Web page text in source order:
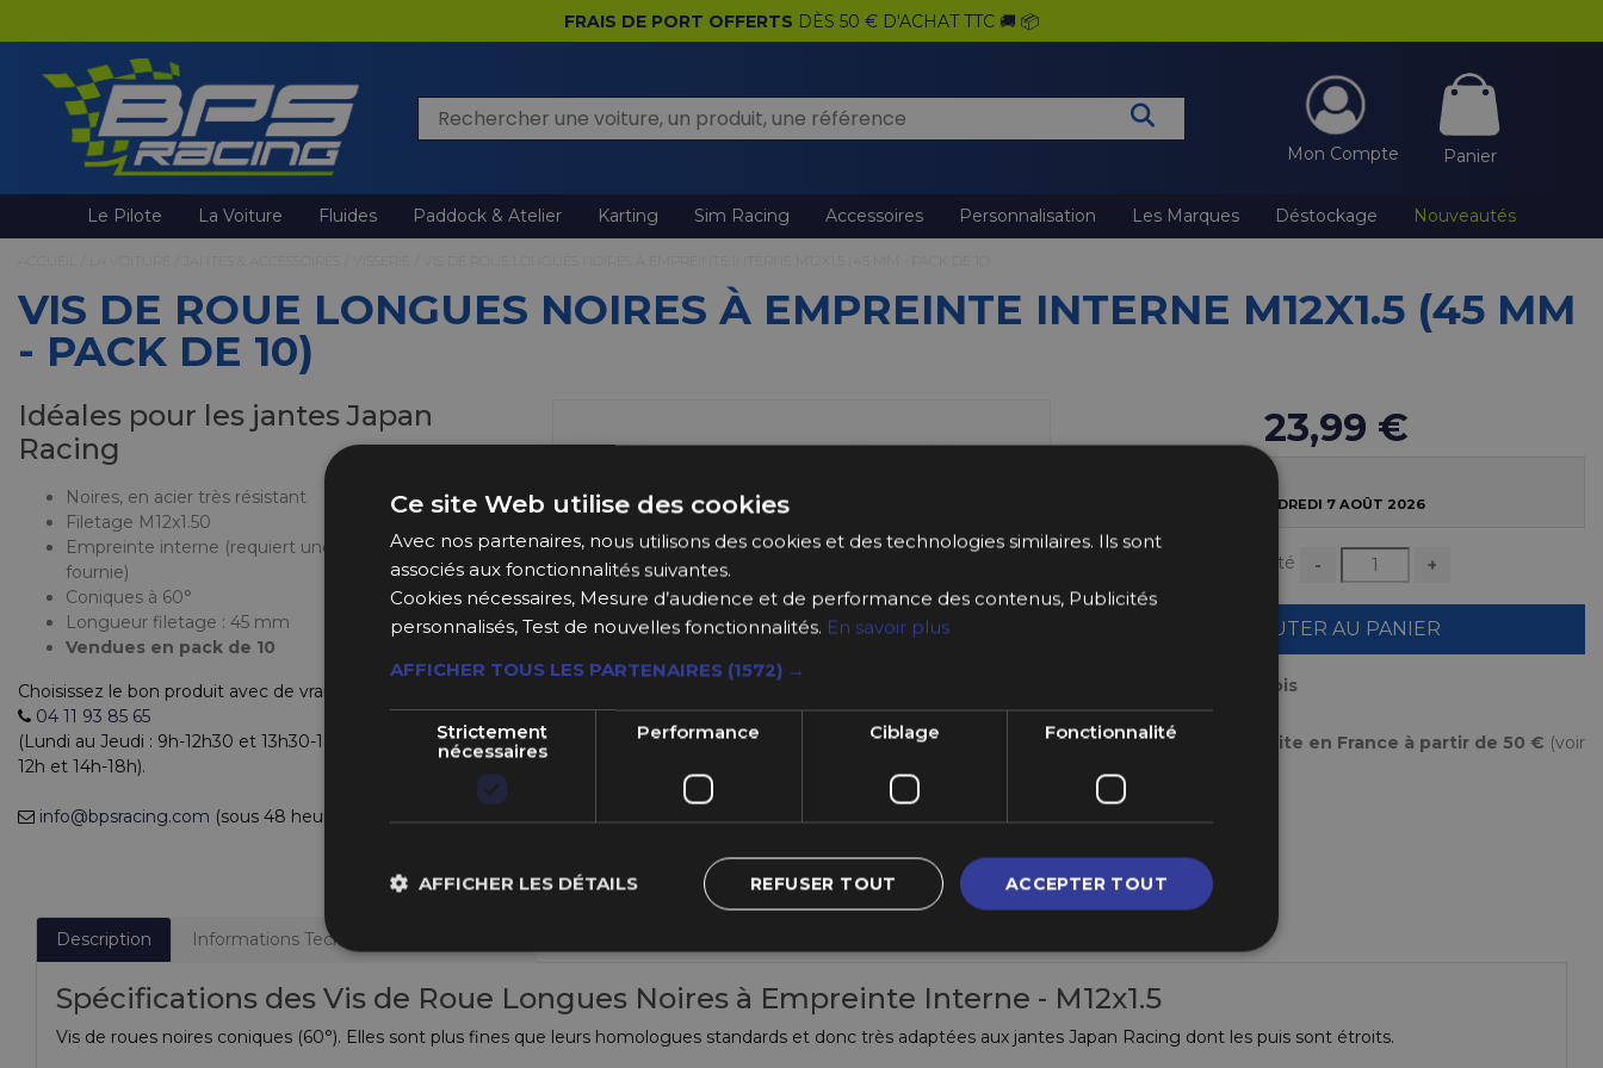
FRAIS DE PORT OFFERTS DÈS 50 € D'ACHAT TTC 🚚 📦
Rechercher
Mon Compte Panier
Le Pilote La Voiture Fluides Paddock & Atelier Karting Sim Racing Accessoires Personnalisation Les Marques Déstockage Nouveautés
VIS DE ROUE LONGUES NOIRES À EMPREINTE INTERNE M12X1.5 (45 MM
- PACK DE 10)
Idéales pour les jantes Japan
Racing
Noires, en acier très résistant
Filetage M12x1.50
Empreinte interne (requiert une clé spécifique
fournie)
Coniques à 60°
Longueur filetage : 45 mm
Vendues en pack de 10
Choisissez le bon produit avec de vrais experts
04 11 93 85 65
(Lundi au Jeudi : 9h-12h30 et 13h30-18h et le Vendredi : 9h-
12h et 14h-18h).
info@bpsracing.com (sous 48 heures)
23,99 €
LIVRÉ DÈS DEMAIN VENDREDI 7 AOÛT 2026
Quantité - +
AJOUTER AU PANIER
Payez en plusieurs fois
Livraison gratuite en France à partir de 50 € (voir
conditions
Description Informations Techniques
Spécifications des Vis de Roue Longues Noires à Empreinte Interne - M12x1.5
Vis de roues noires coniques (60°). Elles sont plus fines que leurs homologues standards et donc très adaptées aux jantes Japan Racing dont les puis sont étroits.
Ce site Web utilise des cookies
Avec nos partenaires, nous utilisons des cookies et des technologies similaires. Ils sont
associés aux fonctionnalités suivantes.
Cookies nécessaires, Mesure d’audience et de performance des contenus, Publicités
personnalisés, Test de nouvelles fonctionnalités. En savoir plus
AFFICHER TOUS LES PARTENAIRES (1572) →
Strictement
nécessaires
Performance Ciblage Fonctionnalité
ACCEPTER TOUT
REFUSER TOUT
AFFICHER LES DÉTAILS